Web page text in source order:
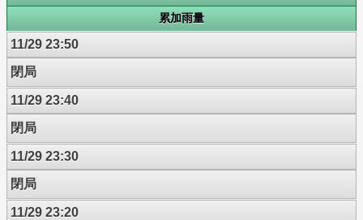
累加雨量
11/29 23:50
閉局
11/29 23:40
閉局
11/29 23:30
閉局
11/29 23:20